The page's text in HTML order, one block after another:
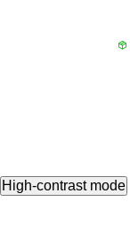
High-contrast mode